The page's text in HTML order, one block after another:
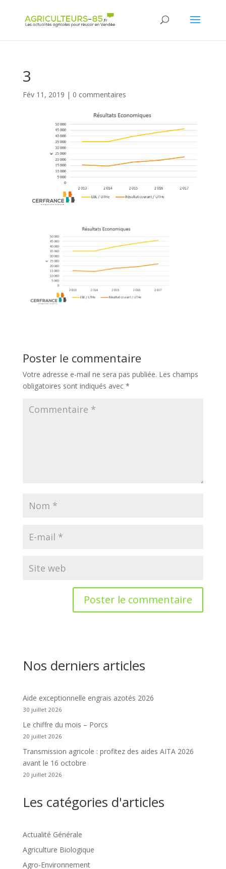
3
Fév 11, 2019 | 0 commentaires
Poster le commentaire
Votre adresse e-mail ne sera pas publiée. Les champs
obligatoires sont indiqués avec *
Nos derniers articles
Aide exceptionnelle engrais azotés 2026
30 juillet 2026
Le chiffre du mois – Porcs
20 juillet 2026
Transmission agricole : profitez des aides AITA 2026
avant le 16 octobre
20 juillet 2026
Les catégories d'articles
Actualité Générale
Agriculture Biologique
Agro-Environnement